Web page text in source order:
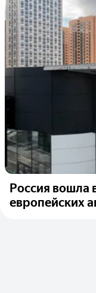
Россия вошла
европейских